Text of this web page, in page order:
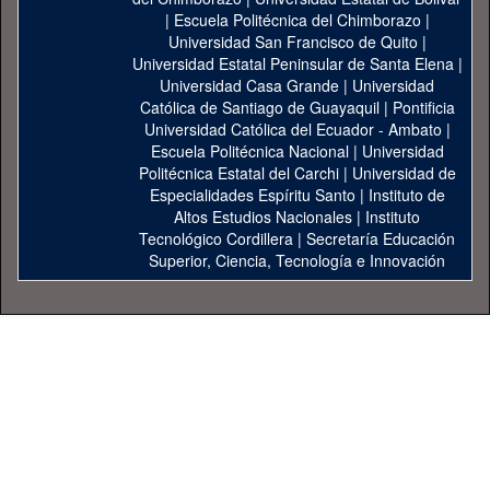
| Escuela Politécnica del Chimborazo |
Universidad San Francisco de Quito |
Universidad Estatal Peninsular de Santa Elena|
Universidad Casa Grande | Universidad
Católica de Santiago de Guayaquil| Pontificia
Universidad Católica del Ecuador - Ambato |
Escuela Politécnica Nacional| Universidad
Politécnica Estatal del Carchi| Universidad de
Especialidades Espíritu Santo | Instituto de
Altos Estudios Nacionales | Instituto
Tecnológico Cordillera | Secretaría Educación
Superior, Ciencia, Tecnología e Innovación